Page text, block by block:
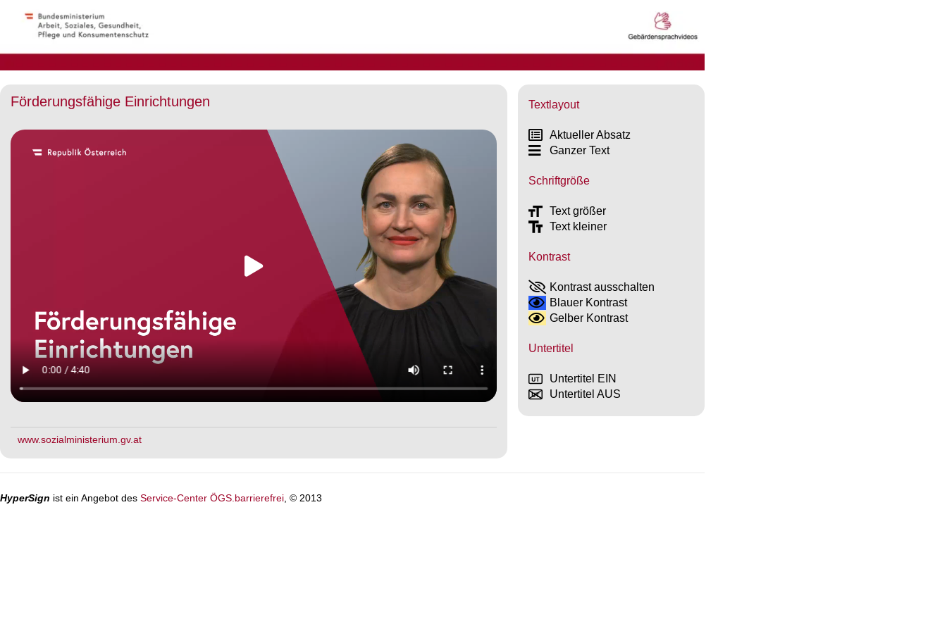
Förderungsfähige Einrichtungen Textlayout
Aktueller Absatz
Ganzer Text
Schriftgröße
Text größer
Text kleiner
Kontrast
Kontrast ausschalten
Blauer Kontrast
Gelber Kontrast
Untertitel
Untertitel EIN
Untertitel AUS
www.sozialministerium.gv.at
HyperSign ist ein Angebot des Service-Center ÖGS.barrierefrei, © 2013